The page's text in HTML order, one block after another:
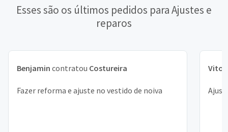
Esses são os últimos pedidos para Ajustes e
reparos
Benjamin contratou Costureira
Fazer reforma e ajuste no vestido de noiva
Vitor